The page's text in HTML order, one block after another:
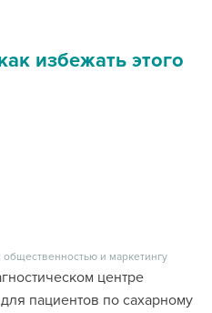
избежать этого
и маркетингу
центре
пациентов по сахарному